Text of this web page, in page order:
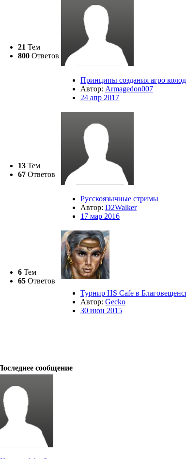
21 Тем
800 Ответов
Принципы создания агро
Автор: Armagedon007
24 апр 2017
13 Тем
67 Ответов
Русскоязычные стримы
Автор: D2Walker
17 мар 2016
6 Тем
65 Ответов
Турнир HS Cafe в
Автор: Gecko
30 июн 2015
сообщение